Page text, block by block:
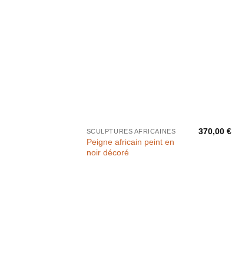
SCULPTURES AFRICAINES
Peigne africain peint en
noir décoré
370,00€